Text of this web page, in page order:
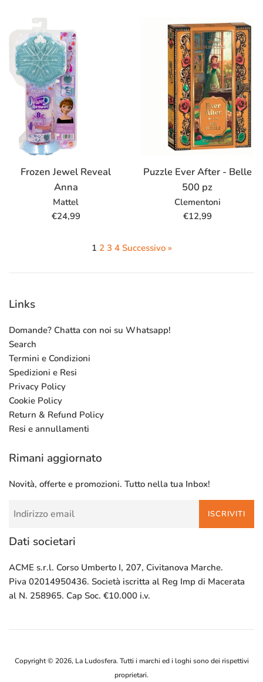
listino
Frozen Jewel Reveal
Anna
Mattel
Prezzo
€24,99
Puzzle Ever After - Belle
500 pz
Clementoni
Prezzo
€12,99
1 2 3 4 Successivo »
Links
Domande? Chatta con noi su Whatsapp!
Search
Termini e Condizioni
Spedizioni e Resi
Privacy Policy
Cookie Policy
Return & Refund Policy
Resi e annullamenti
Rimani aggiornato
Novità, offerte e promozioni. Tutto nella tua Inbox!
ISCRIVITI
Dati societari
ACME s.r.l. Corso Umberto I, 207, Civitanova Marche.
Piva 02014950436. Società iscritta al Reg Imp di Macerata
al N. 258965. Cap Soc. €10.000 i.v.
Copyright © 2026, La Ludosfera. Tutti i marchi ed i loghi sono dei rispettivi
proprietari.